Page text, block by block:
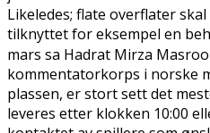
Likeledes; flate overflater
tilknyttet for eksempel en
mars sa Hadrat Mirza
kommentatorkorps i norske
plassen, er stort sett det
leveres etter klokken 10:00